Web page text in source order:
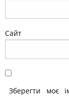
Сайт
Зберегти моє